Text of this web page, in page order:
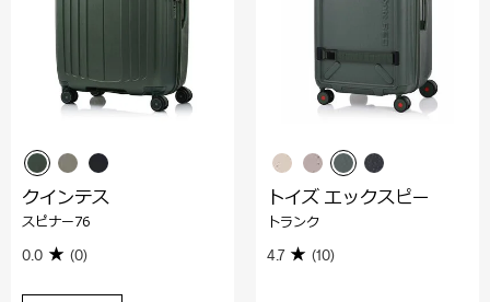
クインテス
スピナー76
0.0 (0)
トイズ エックスピー
トランク
4.7 (10)